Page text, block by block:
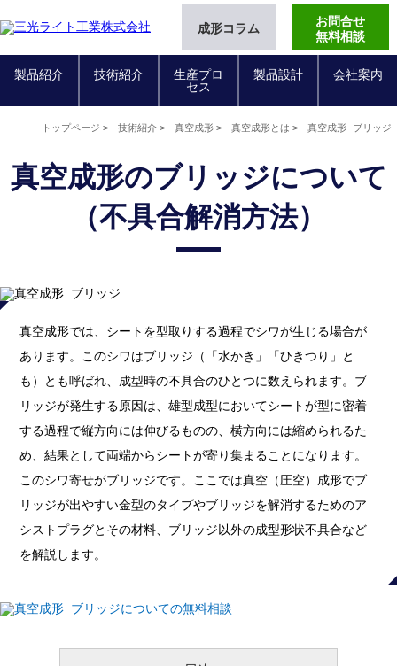
成形コラム
お問合せ
無料相談
製品紹介 技術紹介
生産プロ
セス
製品設計 会社案内
トップページ 技術紹介 真空成形 真空成形とは 真空成形 ブリッジ
真空成形のブリッジについて
（不具合解消方法）
真空成形では、シートを型取りする過程でシワが生じる場合が
あります。このシワはブリッジ（「水かき」「ひきつり」と
も）とも呼ばれ、成型時の不具合のひとつに数えられます。ブ
リッジが発生する原因は、雄型成型においてシートが型に密着
する過程で縦方向には伸びるものの、横方向には縮められるた
め、結果として両端からシートが寄り集まることになります。
このシワ寄せがブリッジです。ここでは真空（圧空）成形でブ
リッジが出やすい金型のタイプやブリッジを解消するためのア
シストプラグとその材料、ブリッジ以外の成型形状不具合など
を解説します。